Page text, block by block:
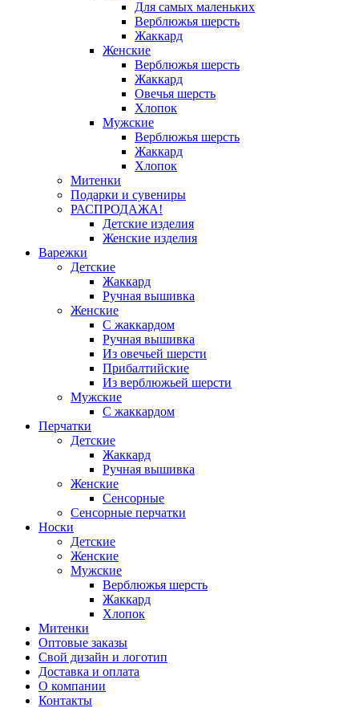
Для самых маленьких
Верблюжья шерсть
Жаккард
Женские
Верблюжья шерсть
Жаккард
Овечья шерсть
Хлопок
Мужские
Верблюжья шерсть
Жаккард
Хлопок
Митенки
Подарки и сувениры
РАСПРОДАЖА!
Детские изделия
Женские изделия
Варежки
Детские
Жаккард
Ручная вышивка
Женские
С жаккардом
Ручная вышивка
Из овечьей шерсти
Прибалтийские
Из верблюжьей шерсти
Мужские
С жаккардом
Перчатки
Детские
Жаккард
Ручная вышивка
Женские
Сенсорные
Сенсорные перчатки
Носки
Детские
Женские
Мужские
Верблюжья шерсть
Жаккард
Хлопок
Митенки
Оптовые заказы
Свой дизайн и логотип
Доставка и оплата
О компании
Контакты